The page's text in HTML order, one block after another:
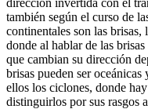
también según el curso de
continentales son las
donde al hablar de las
que cambian su dirección
brisas pueden ser
ellos los ciclones, donde
distinguirlos por sus rasgos